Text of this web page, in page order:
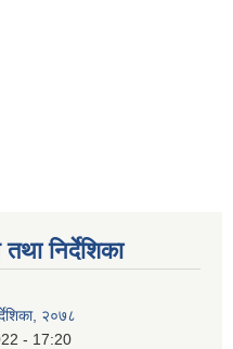
निर्देशिका
२०७८
- 17:20